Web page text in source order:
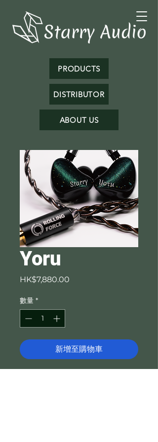
PRODUCTS
DISTRIBUTOR
ABOUT US
Yoru
HK$7,880.00
數量 *
新增至購物車